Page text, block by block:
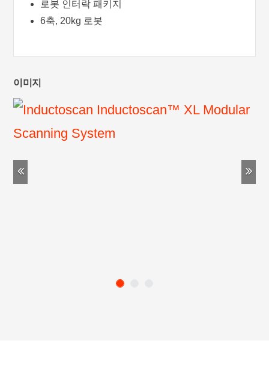
로봇 인터락 패키지
6축, 20kg 로봇
이미지
Previous